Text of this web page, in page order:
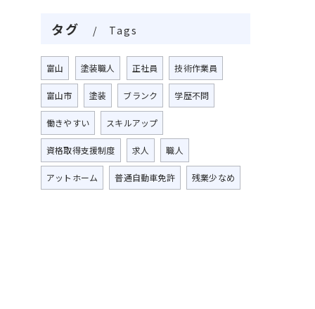
タグ Tags
富山 塗装職人 正社員 技術作業員
富山市 塗装 ブランク 学歴不問
働きやすい スキルアップ
資格取得支援制度 求人 職人
アットホーム 普通自動車免許 残業少なめ